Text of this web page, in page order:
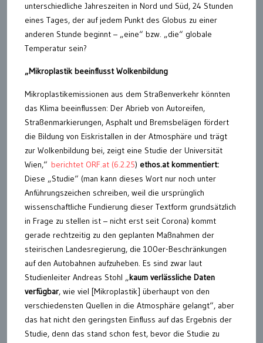
unterschiedliche Jahreszeiten in Nord und Süd, 24 Stunden
eines Tages, der auf jedem Punkt des Globus zu einer
anderen Stunde beginnt – „eine“ bzw. „die“ globale
Temperatur sein?
„Mikroplastik beeinflusst Wolkenbildung
Mikroplastikemissionen aus dem Straßenverkehr könnten
das Klima beeinflussen: Der Abrieb von Autoreifen,
Straßenmarkierungen, Asphalt und Bremsbelägen fördert
die Bildung von Eiskristallen in der Atmosphäre und trägt
zur Wolkenbildung bei, zeigt eine Studie der Universität
Wien,“ berichtet ORF.at (6.2.25) ethos.at kommentiert:
Diese „Studie“ (man kann dieses Wort nur noch unter
Anführungszeichen schreiben, weil die ursprünglich
wissenschaftliche Fundierung dieser Textform grundsätzlich
in Frage zu stellen ist – nicht erst seit Corona) kommt
gerade rechtzeitig zu den geplanten Maßnahmen der
steirischen Landesregierung, die 100er-Beschränkungen
auf den Autobahnen aufzuheben. Es sind zwar laut
Studienleiter Andreas Stohl „kaum verlässliche Daten
verfügbar, wie viel [Mikroplastik] überhaupt von den
verschiedensten Quellen in die Atmosphäre gelangt“, aber
das hat nicht den geringsten Einfluss auf das Ergebnis der
Studie, denn das stand schon fest, bevor die Studie zu